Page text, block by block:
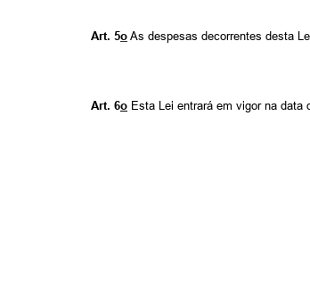
Art. 5o As despesas decorrentes desta
Art. 6o Esta Lei entrará em vigor na data